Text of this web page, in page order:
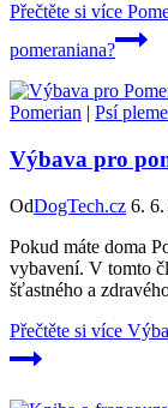
Přečtěte si více
pomeraniana?
Pomerian | Psí
Výbava pro
OdDogTech.cz 6.
Pokud máte doma
vybavení. V tomto
šťastného a
Přečtěte si více